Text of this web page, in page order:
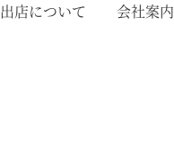
出店について 会社案内